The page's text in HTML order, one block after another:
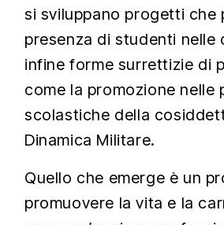
si sviluppano progetti che
presenza di studenti nelle
infine forme surrettizie di
come la promozione nelle
scolastiche della
Dinamica Militare.
Quello che emerge è un
promuovere la vita e la